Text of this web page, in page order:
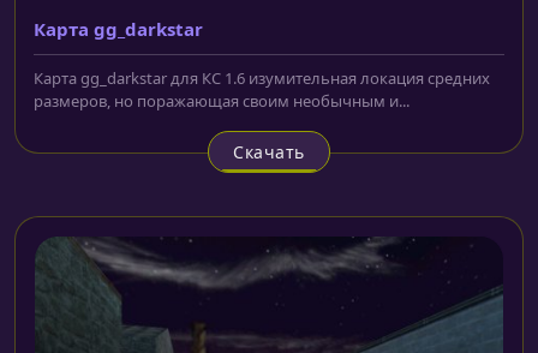
Карта gg_darkstar
Карта gg_darkstar для КС 1.6 изумительная локация средних
размеров, но поражающая своим необычным и...
Скачать